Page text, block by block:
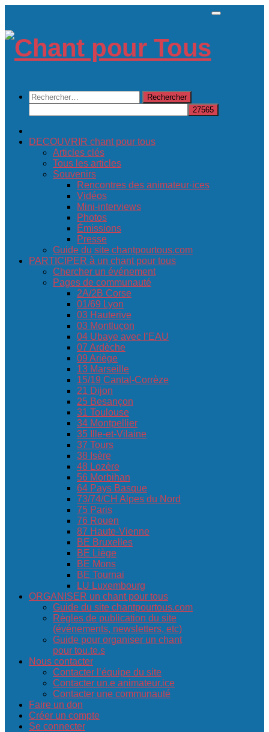
content
Rechercher :
DECOUVRIR chant pour tous
Articles clés
Tous les articles
Souvenirs
Rencontres des animateur·ices
Vidéos
Mini-interviews
Photos
Émissions
Presse
Guide du site chantpourtous.com
PARTICIPER à un chant pour tous
Chercher un événement
Pages de communauté
2A/2B Corse
01/69 Lyon
03 Hauterive
03 Montluçon
04 Ubaye avec l’EAU
07 Ardèche
09 Ariège
13 Marseille
15/19 Cantal-Corrèze
21 Dijon
25 Besançon
31 Toulouse
34 Montpellier
35 Ille-et-Vilaine
37 Tours
38 Isère
48 Lozère
56 Morbihan
64 Pays Basque
73/74/CH Alpes du Nord
75 Paris
76 Rouen
87 Haute-Vienne
BE Bruxelles
BE Liège
BE Mons
BE Tournai
LU Luxembourg
ORGANISER un chant pour tous
Guide du site chantpourtous.com
Règles de publication du site
(événements, newsletters, etc)
Guide pour organiser un chant
pour tou.te.s
Nous contacter
Contacter l’équipe du site
Contacter un.e animateur.ice
Contacter une communauté
Faire un don
Créer un compte
Se connecter